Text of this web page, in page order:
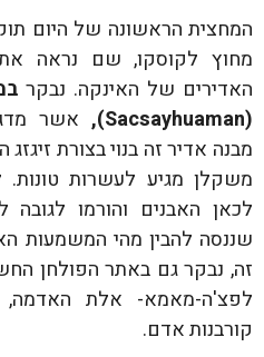
המחצית הראשונה של היום
מחוץ לקוסקו, שם נראה את
האדירים של האינקה. נבקר
(
Sacsayhuaman
), אשר
מבנה אדיר זה בנוי בצורת
משקלן מגיע לעשרות
לכאן האבנים והורמו
שננסה להבין מהי המשמעות
זה, נבקר גם באתר הפולחן
לפצ'ה-מאמא- אלת
קורבנות אדם.